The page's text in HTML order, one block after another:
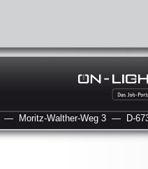
— Moritz-Walther-Weg 3 — D-